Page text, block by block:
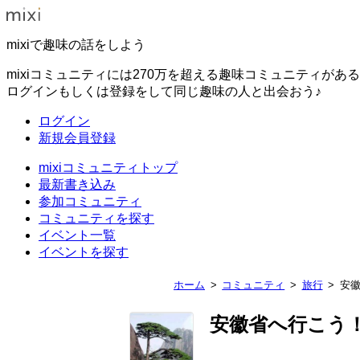
mixiで趣味の話をしよう
mixiコミュニティには270万を超える趣味コミュニティがある
ログインもしくは登録をして同じ趣味の人と出会おう♪
ログイン
新規会員登録
mixiコミュニティトップ
最新書き込み
参加コミュニティ
コミュニティを探す
イベント一覧
イベントを探す
ホーム コミュニティ 旅行 安
安徽省へ行こう！